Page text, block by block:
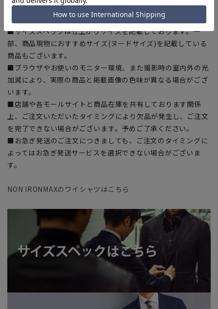
■生地や仕様・デザインにより、着用感や実際のサイズ表に若
干の誤差が生じる場合がございます。予めご了承ください。
■サイズスペックは仕上がりサイズを記載しております。一
部、商品現物におすすめサイズ(ヌードサイズ)を記載している
商品もございます。
■ブラウザやお使いのモニター環境、また撮影時の室内外の光
加減により、実際の商品と掲載画像の色味が異なる場合がござ
います。
■店舗や各モールサイトと商品在庫を共有しております関係
上、ご注文いただいたタイミングにより欠品が発生し、ご注文
を完了できない場合がございます。予めご了承ください。
■お急ぎ発送のご注文につきましても、ご注文のタイミングに
よってはお急ぎ発送サービスを選択できない場合がございま
す。
NON IRONMAXのワイシャツはこちら